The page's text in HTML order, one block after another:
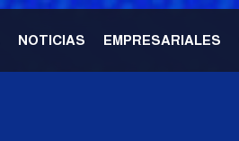
NOTICIAS EMPRESARIALES